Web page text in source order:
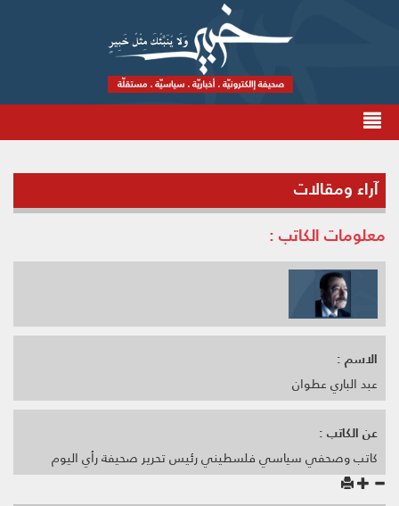
آراء ومقالات
معلومات الكاتب :
الاسم :
عبد الباري عطوان
عن الكاتب :
كاتب وصحفي سياسي فلسطيني رئيس تحرير صحيفة رأي اليوم